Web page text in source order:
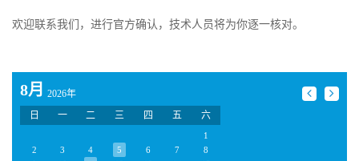
欢迎联系我们，进行官方确认，技术人员将为你逐一核对。
8月
2026年
日
一 二 三 四 五 六
1
2
3 4 5 6 7
8